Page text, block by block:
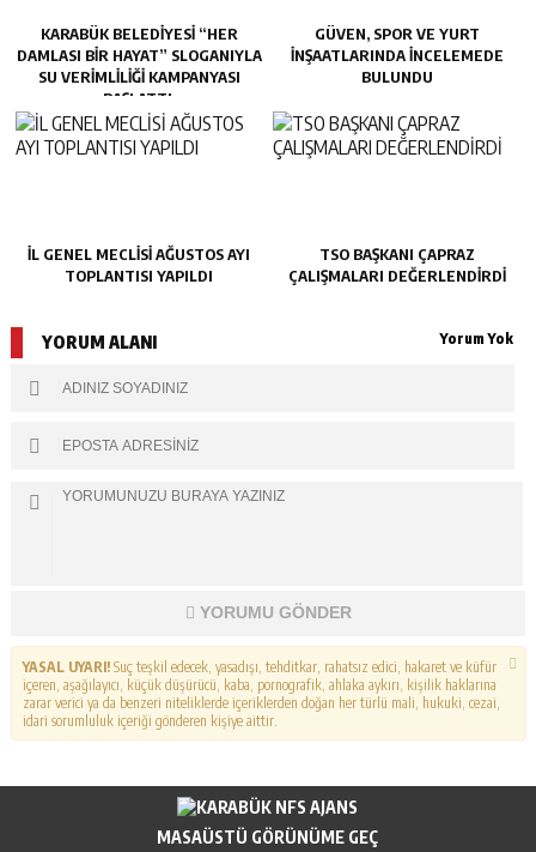
KARABÜK BELEDİYESİ “HER
DAMLASI BİR HAYAT” SLOGANIYLA
SU VERİMLİLİĞİ KAMPANYASI
BAŞLATTI.
GÜVEN, SPOR VE YURT
İNŞAATLARINDA İNCELEMEDE
BULUNDU
İL GENEL MECLİSİ AĞUSTOS AYI
TOPLANTISI YAPILDI
TSO BAŞKANI ÇAPRAZ
ÇALIŞMALARI DEĞERLENDİRDİ
YORUM ALANI Yorum Yok
YORUMU GÖNDER
YASAL UYARI!Suç teşkil edecek, yasadışı, tehditkar, rahatsız edici, hakaret ve küfür
içeren, aşağılayıcı, küçük düşürücü, kaba, pornografik, ahlaka aykırı, kişilik haklarına
zarar verici ya da benzeri niteliklerde içeriklerden doğan her türlü mali, hukuki, cezai,
idari sorumluluk içeriği gönderen kişiye aittir.
MASAÜSTÜ GÖRÜNÜME GEÇ